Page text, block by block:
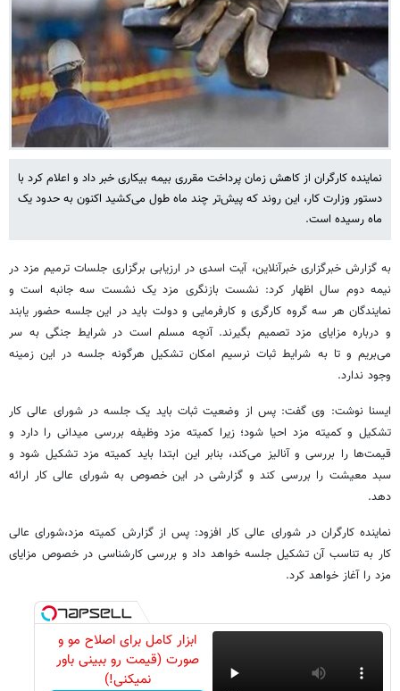
نماینده کارگران از کاهش زمان پرداخت مقرری بیمه بیکاری خبر داد و اعلام کرد با
دستور وزارت کار، این روند که پیش‌تر چند ماه طول می‌کشید اکنون به حدود یک
ماه رسیده است.
به گزارش خبرگزاری خبرآنلاین، آیت اسدی در ارزیابی برگزاری جلسات ترمیم مزد در
نیمه دوم سال اظهار کرد: نشست بازنگری مزد یک نشست سه جانبه است و
نمایندگان هر سه گروه کارگری و کارفرمایی و دولت باید در این جلسه حضور یابند
و درباره مزایای مزد تصمیم بگیرند. آنچه مسلم است در شرایط جنگی به سر
می‌بریم و تا به شرایط ثبات نرسیم امکان تشکیل هرگونه جلسه در این زمینه
وجود ندارد.
ایسنا نوشت: وی گفت: پس از وضعیت ثبات باید یک جلسه در شورای عالی کار
تشکیل و کمیته مزد احیا شود؛ زیرا کمیته مزد وظیفه بررسی میدانی را دارد و
قیمت‌ها را بررسی و آنالیز می‌کند، بنابر این ابتدا باید کمیته مزد تشکیل شود و
سبد معیشت را بررسی کند و گزارشی در این خصوص به شورای عالی کار ارائه
دهد.
نماینده کارگران در شورای عالی کار افزود: پس از گزارش کمیته مزد،شورای عالی
کار به تناسب آن تشکیل جلسه خواهد داد و بررسی کارشناسی در خصوص مزایای
مزد را آغاز خواهد کرد.
ابزار کامل برای اصلاح مو و
صورت (قیمت رو ببینی باور
نمیکنی!)